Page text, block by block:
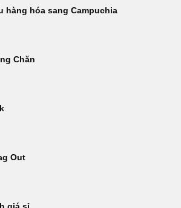
hàng hóa sang Campuchia
Chăn
Out